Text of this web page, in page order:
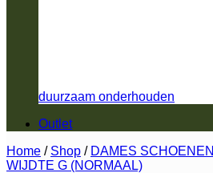
duurzaam onderhouden
Outlet
Home / Shop / DAMES SCHOENEN
WIJDTE G (NORMAAL)